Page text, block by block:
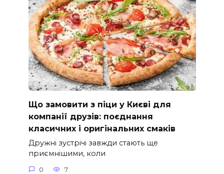
Що замовити з піци у Києві для
компанії друзів: поєднання
класичних і оригінальних смаків
Дружні зустрічі завжди стають ще
приємнішими, коли
0 7